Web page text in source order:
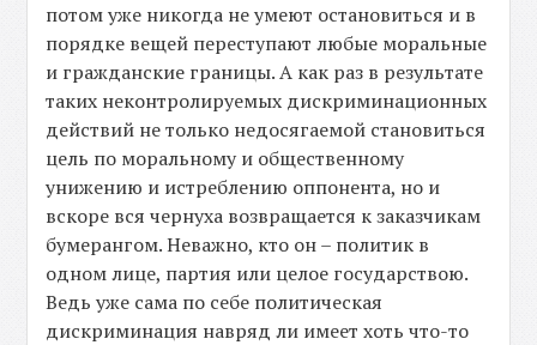
потом уже никогда не умеют остановиться и в
порядке вещей переступают любые моральные
и гражданские границы. А как раз в результате
таких неконтролируемых дискриминационных
действий не только недосягаемой становиться
цель по моральному и общественному
унижению и истреблению оппонента, но и
вскоре вся чернуха возвращается к заказчикам
бумерангом. Неважно, кто он – политик в
одном лице, партия или целое государствою.
Ведь уже сама по себе политическая
дискриминация навряд ли имеет хоть что-то